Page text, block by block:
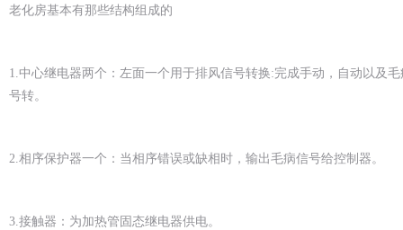
老化房基本有那些结构组成的
1.中心继电器两个：左面一个用于排风信号转换:完成手动，自动以及
号转。
2.相序保护器一个：当相序错误或缺相时，输出毛病信号给控制器。
3.接触器：为加热管固态继电器供电。